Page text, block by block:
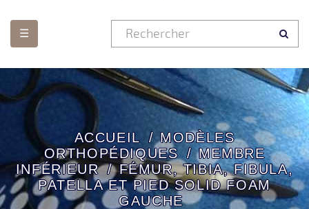
Basculer
☰
ACCUEIL
MODÈLES
ORTHOPÉDIQUES
MEMBRE
INFÉRIEUR
FÉMUR, TIBIA, FIBULA,
PATELLA ET PIED SOLID FOAM
GAUCHE